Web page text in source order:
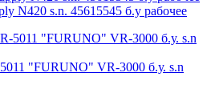
N420 s.n. 45615545 б.у рабочее
"FURUNO" VR-3000 б.у. s.n